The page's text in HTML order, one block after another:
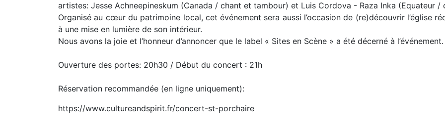
artistes: Jesse Achneepineskum (Canada / chant et tambour) et Luis Cordova - Raza Inka (Equateur /
Organisé au cœur du patrimoine local, cet événement sera aussi l’occasion de (re)découvrir l’église
à une mise en lumière de son intérieur.
Nous avons la joie et l’honneur d’annoncer que le label « Sites en Scène » a été décerné à l’événement.
Ouverture des portes: 20h30 / Début du concert : 21h
Réservation recommandée (en ligne uniquement):
https://www.cultureandspirit.fr/concert-st-porchaire